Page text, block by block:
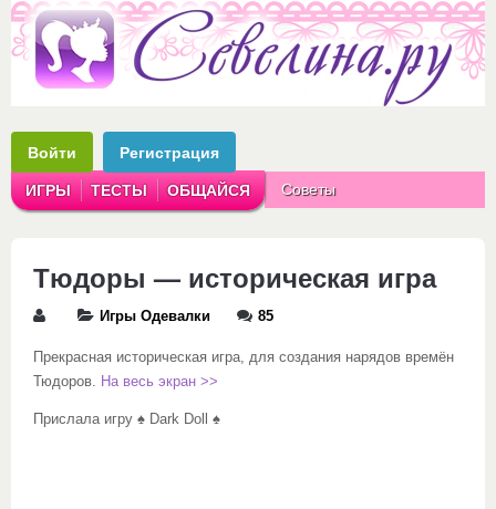
Войти Регистрация
ИГРЫ ТЕСТЫ ОБЩАЙСЯ Советы
Тюдоры — историческая игра
Игры Одевалки 85
Прекрасная историческая игра, для создания нарядов времён
Тюдоров. На весь экран >>
Прислала игру ♠ Dark Doll ♠